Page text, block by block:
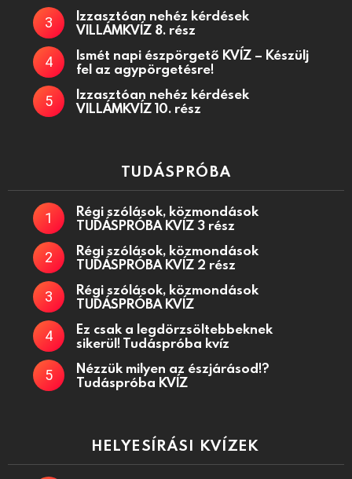
Izzasztóan nehéz kérdések
VILLÁMKVÍZ 8. rész
Ismét napi észpörgető KVÍZ – Készülj
fel az agypörgetésre!
Izzasztóan nehéz kérdések
VILLÁMKVÍZ 10. rész
TUDÁSPRÓBA
Régi szólások, közmondások
TUDÁSPRÓBA KVÍZ 3 rész
Régi szólások, közmondások
TUDÁSPRÓBA KVÍZ 2 rész
Régi szólások, közmondások
TUDÁSPRÓBA KVÍZ
Ez csak a legdörzsöltebbeknek
sikerül! Tudáspróba kvíz
Nézzük milyen az észjárásod!?
Tudáspróba KVÍZ
HELYESÍRÁSI KVÍZEK